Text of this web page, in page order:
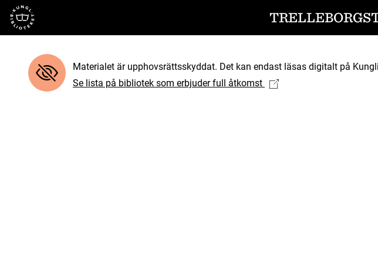
Till startsidan
Materialet är upphovsrättsskyddat. Det kan endast läsas digitalt på
Se lista på bibliotek som erbjuder full åtkomst